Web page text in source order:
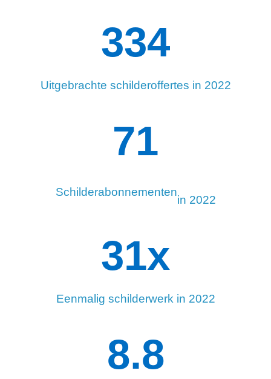
Uitgebrachte schilderoffertes in 2022
334
Schilderabonnementen
in 2022
96
Eenmalig schilderwerk in 2022
34x
8.8